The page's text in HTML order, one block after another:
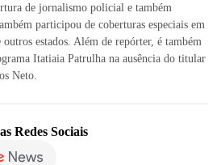
de jornalismo policial e também
participou de coberturas especiais em
estados. Além de repórter, é também
Itatiaia Patrulha na ausência do titular
Neto.
Redes Sociais